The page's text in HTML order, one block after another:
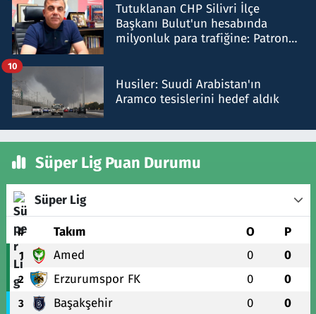
Tutuklanan CHP Silivri İlçe
Başkanı Bulut'un hesabında
milyonluk para trafiğine: Patron
Husiler: Suudi Arabistan'ın
Aramco tesislerini hedef aldık
10
Süper Lig Puan Durumu
Süper Lig
# Takım O P
1 Amed 0 0
2 Erzurumspor FK 0 0
3 Başakşehir 0 0